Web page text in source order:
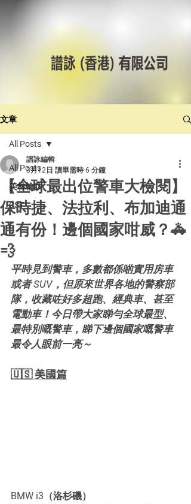
文章
All Posts
美林輪呔
CST
All Posts
【全球最出位警車大檢閱】
保時捷、法拉利、布加迪通
通有份！邊個國家咁威？🚓
💨
譜詠編輯
3月12日 讀畢需時 6 分鐘
平時見到警車，多數都係啲實用房車
或者 SUV，但原來世界各地的警察部
隊，收藏咗好多超跑、經典車、甚至
電動車！今日帶大家睇勻全球最型、
最特別嘅警車，睇下邊個國家嘅警車
最令人眼前一亮～
🇺🇸 美國篇
BMW i3（洛杉磯）